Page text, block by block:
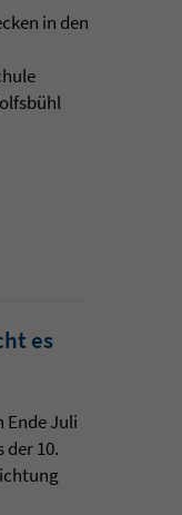
in den
es
Ende Juli
der 10.